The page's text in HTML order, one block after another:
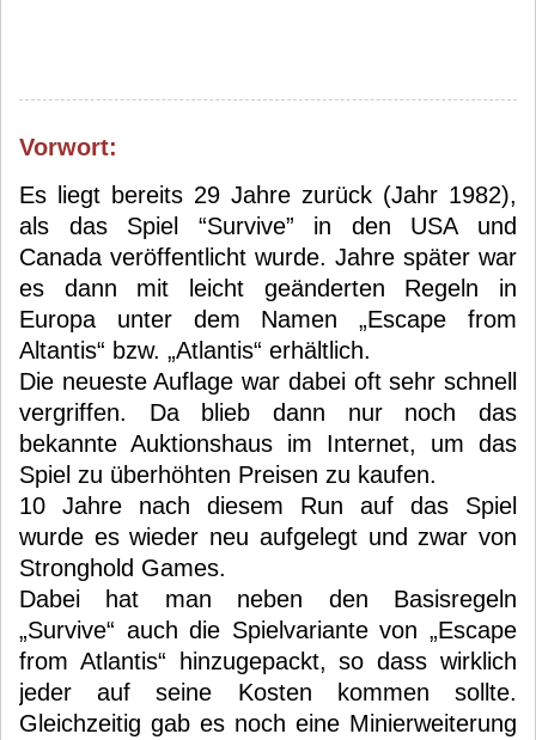
Vorwort:
Es liegt bereits 29 Jahre zurück (Jahr 1982),
als das Spiel “Survive” in den USA und
Canada veröffentlicht wurde. Jahre später war
es dann mit leicht geänderten Regeln in
Europa unter dem Namen „Escape from
Altantis“ bzw. „Atlantis“ erhältlich.
Die neueste Auflage war dabei oft sehr schnell
vergriffen. Da blieb dann nur noch das
bekannte Auktionshaus im Internet, um das
Spiel zu überhöhten Preisen zu kaufen.
10 Jahre nach diesem Run auf das Spiel
wurde es wieder neu aufgelegt und zwar von
Stronghold Games.
Dabei hat man neben den Basisregeln
„Survive“ auch die Spielvariante von „Escape
from Atlantis“ hinzugepackt, so dass wirklich
jeder auf seine Kosten kommen sollte.
Gleichzeitig gab es noch eine Minierweiterung